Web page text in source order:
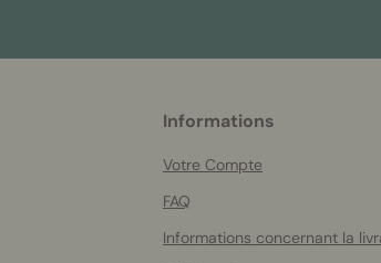
Informations
Votre Compte
FAQ
Informations concernant la